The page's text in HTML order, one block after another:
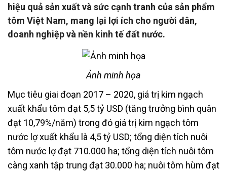
hiệu quả sản xuất và sức cạnh tranh của sản phẩm
tôm Việt Nam, mang lại lợi ích cho người dân,
doanh nghiệp và nền kinh tế đất nước.
Ảnh minh họa
Mục tiêu giai đoạn 2017 – 2020, giá trị kim ngạch
xuất khẩu tôm đạt 5,5 tỷ USD (tăng trưởng bình quân
đạt 10,79%/năm) trong đó giá trị kim ngạch tôm
nước lợ xuất khẩu là 4,5 tỷ USD; tổng diện tích nuôi
tôm nước lợ đạt 710.000 ha; tổng diện tích nuôi tôm
càng xanh tập trung đạt 30.000 ha; nuôi tôm hùm đạt